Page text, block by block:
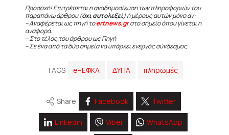
Προσοχή! Επιτρέπεται η αναδημοσίευση των πληροφοριών του
παραπάνω άρθρου (όχι αυτολεξεί) ή μέρους αυτών μόνο αν:
– Αναφέρεται ως πηγή τοertnews.grστο σημείο όπου γίνεται η
αναφορά.
– Στο τέλος του άρθρου ως Πηγή
– Σε ένα από τα δύο σημεία να υπάρχει ενεργός σύνδεσμος
TAGS e–ΕΦΚΑ ΔΥΠΑ πληρωμές
Share Facebook Twitter
Linkedin Viber WhatsApp